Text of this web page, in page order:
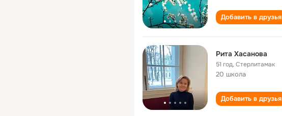
Добавить в друзья
Рита Хасанова
51 год,Стерлитамак
20 школа
Добавить в друзья